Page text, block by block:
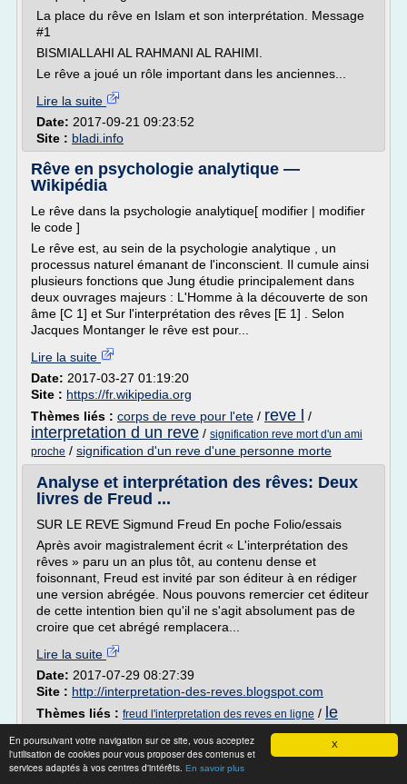
X
En poursuivant votre navigation sur ce site, vous acceptez
l'utilisation de cookies pour vous proposer des contenus et
services adaptés à vos centres d'intérêts. En savoir plus
La place du rêve en Islam et son interprétation. Message
#1
BISMIALLAHI AL RAHMANI AL RAHIMI.
Le rêve a joué un rôle important dans les anciennes...
Lire la suite
Date: 2017-09-21 09:23:52
Site : bladi.info
Rêve en psychologie analytique —
Wikipédia
Le rêve dans la psychologie analytique[ modifier | modifier
le code ]
Le rêve est, au sein de la psychologie analytique , un
processus naturel émanant de l'inconscient. Il cumule ainsi
plusieurs fonctions que Jung étudie principalement dans
deux ouvrages majeurs : L'Homme à la découverte de son
âme [C 1] et Sur l'interprétation des rêves [E 1] . Selon
Jacques Montanger le rêve est pour...
Lire la suite
Date: 2017-03-27 01:19:20
Site : https://fr.wikipedia.org
Thèmes liés : corps de reve pour l'ete / reve l /
interpretation d un reve / signification reve mort d'un ami
proche / signification d'un reve d'une personne morte
Analyse et interprétation des rêves: Deux
livres de Freud ...
SUR LE REVE Sigmund Freud En poche Folio/essais
Après avoir magistralement écrit « L'interprétation des
rêves » paru un an plus tôt, au contenu dense et
foisonnant, Freud est invité par son éditeur à en rédiger
une version abrégée. Nous pouvons remercier cet éditeur
de cette intention bien qu'il ne s'agit absolument pas de
croire que cet abrégé remplacera...
Lire la suite
Date: 2017-07-29 08:27:39
Site : http://interpretation-des-reves.blogspot.com
Thèmes liés : freud l'interpretation des reves en ligne / le
signification d'un
reve ou on fait l'amour/reve d une vie c est l
amour/interpretation des reves freud analyse